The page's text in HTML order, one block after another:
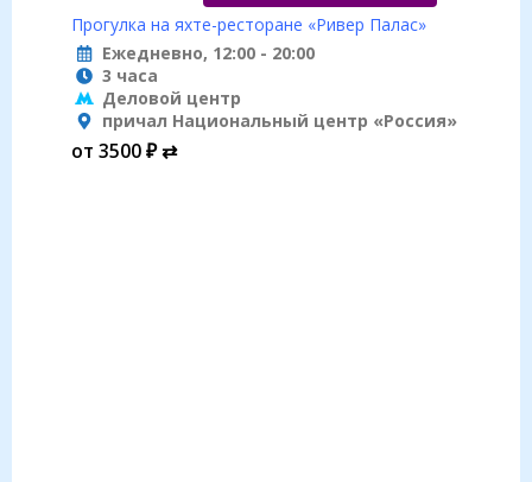
Прогулка на яхте-ресторане «Ривер Палас»
Ежедневно, 12:00 - 20:00
3 часа
Деловой центр
причал Национальный центр «Россия»
от 3500 ₽ ⇄